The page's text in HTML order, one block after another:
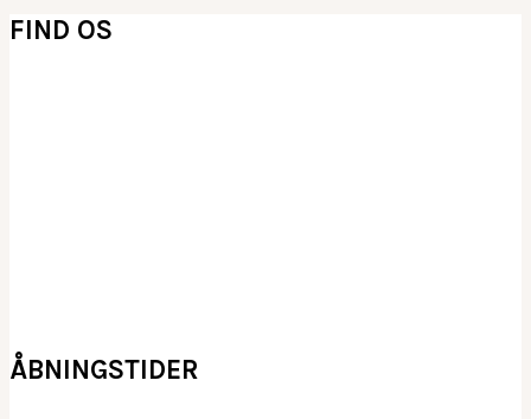
FIND OS
ÅBNINGSTIDER